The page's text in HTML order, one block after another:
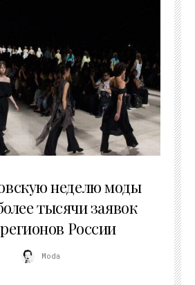
неделю моды
тысячи заявок
России
Moda